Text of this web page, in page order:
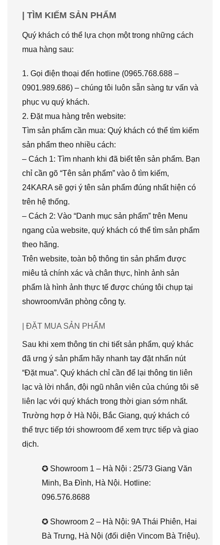
| TÌM KIẾM SẢN PHẨM
Quý khách có thể lựa chọn một trong những cách
mua hàng sau:
1. Gọi điện thoại đến hotline (0965.768.688 –
0901.989.686) – chúng tôi luôn sẵn sàng tư vấn và
phục vụ quý khách.
2. Đặt mua hàng trên website:
Tìm sản phẩm cần mua: Quý khách có thể tìm kiếm
sản phẩm theo nhiều cách:
– Cách 1: Tìm nhanh khi đã biết tên sản phẩm. Bạn
chỉ cần gõ “Tên sản phẩm” vào ô tìm kiếm,
24KARA sẽ gợi ý tên sản phẩm đúng nhất hiện có
trên hệ thống.
– Cách 2: Vào “Danh mục sản phẩm” trên Menu
ngang của website, quý khách có thể tìm sản phẩm
theo hãng.
Trên website, toàn bộ thông tin sản phẩm được
miêu tả chính xác và chân thực, hình ảnh sản
phẩm là hình ảnh thực tế được chúng tôi chụp tại
showroom/văn phòng công ty.
| ĐẶT MUA SẢN PHẨM
Sau khi xem thông tin chi tiết sản phẩm, quý khác
đã ưng ý sản phẩm hãy nhanh tay đặt nhấn nút
“Đặt mua”. Quý khách chỉ cần để lại thông tin liên
lạc và lời nhắn, đội ngũ nhân viên của chúng tôi sẽ
liên lạc với quý khách trong thời gian sớm nhất.
Trường hợp ở Hà Nội, Bắc Giang, quý khách có
thể trực tiếp tới showroom để xem trực tiếp và giao
dịch.
✪ Showroom 1 – Hà Nội : 25/73 Giang Văn
Minh, Ba Đình, Hà Nội. Hotline:
096.576.8688
✪ Showroom 2 – Hà Nội: 9A Thái Phiên, Hai
Bà Trưng, Hà Nội (đối diện Vincom Bà Triệu).